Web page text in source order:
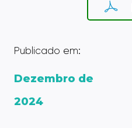
Publicado em:
Dezembro de
2024